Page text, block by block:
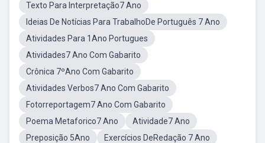
Texto Para Interpretação7 Ano
Ideias De Notícias Para TrabalhoDe Português 7 Ano
Atividades Para 1Ano Portugues
Atividades7 Ano Com Gabarito
Crônica 7ºAno Com Gabarito
Atividades Verbos7 Ano Com Gabarito
Fotorreportagem7 Ano Com Gabarito
Poema Metaforico7 Ano
Atividade7 Ano
Preposição 5Ano
Exercícios DeRedação 7 Ano